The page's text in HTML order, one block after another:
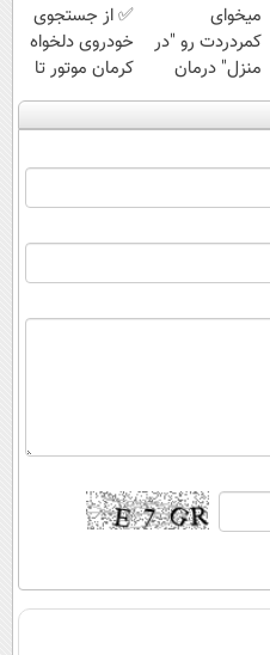
میخوای
کمردردت رو "در
منزل" درمان
کنی؟ (◂فیلم +
◂پرسش‌نامه)
✅ از جستجوی
خودروی دلخواه
کرمان موتور تا
فروش ساده، بی
واسطه و